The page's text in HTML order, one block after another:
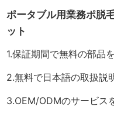
ポータブル用業務ポ脱
ット
1.保証期間で無料の部品
2.無料で日本語の取扱説
3.OEM/ODMのサービス